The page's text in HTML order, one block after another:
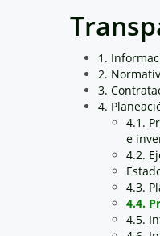
1.
2.
3.
4.
4.1.
e
4.2.
4.3.
4.4.
4.5.